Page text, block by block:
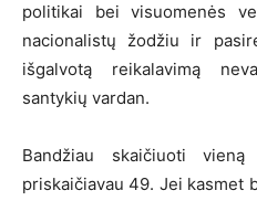
politikai bei visuomenės
nacionalistų žodžiu ir
išgalvotą reikalavimą
santykių vardan.
Bandžiau skaičiuoti
priskaičiavau 49. Jei kasmet